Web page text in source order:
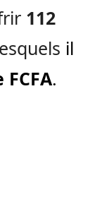
112
il
.